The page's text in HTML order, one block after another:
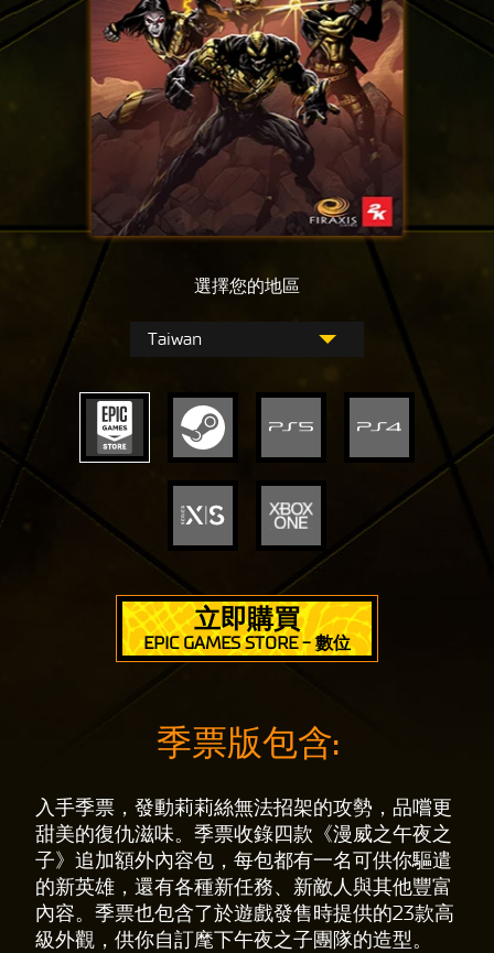
選擇您的地區
立即購買
EPIC GAMES STORE - 數位
季票版包含:
入手季票，發動莉莉絲無法招架的攻勢，品嚐更
甜美的復仇滋味。季票收錄四款《漫威之午夜之
子》追加額外內容包，每包都有一名可供你驅遣
的新英雄，還有各種新任務、新敵人與其他豐富
內容。季票也包含了於遊戲發售時提供的23款高
級外觀，供你自訂麾下午夜之子團隊的造型。